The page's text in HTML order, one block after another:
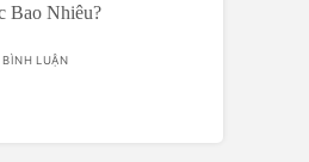
Bao Nhiêu?
BÌNH LUẬN